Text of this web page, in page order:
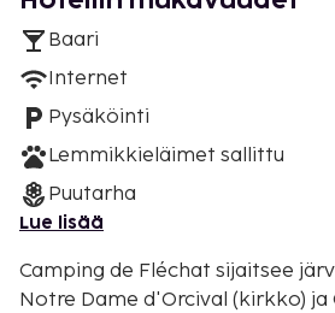
Baari
Internet
Pysäköinti
Lemmikkieläimet sallittu
Puutarha
Lue lisää
Camping de Fléchat sijaitsee
Notre Dame d'Orcival (kirkko) ja